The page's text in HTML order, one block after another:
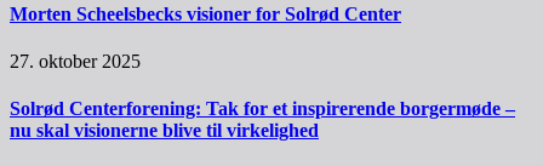
Morten Scheelsbecks visioner for Solrød Center
27. oktober 2025
Solrød Centerforening: Tak for et inspirerende borgermøde –
nu skal visionerne blive til virkelighed